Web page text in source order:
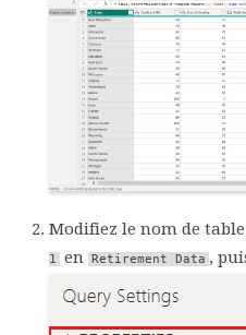
Modifiez le nom de
1
en Retirement Data ,